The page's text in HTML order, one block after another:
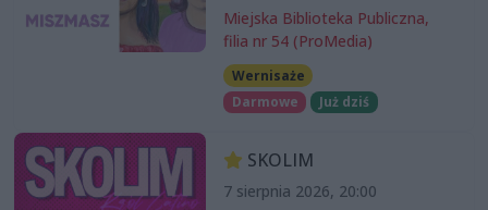
Miejska Biblioteka Publiczna,
filia nr 54 (ProMedia)
Wernisaże
Darmowe
Już dziś
SKOLIM
7 sierpnia 2026, 20:00